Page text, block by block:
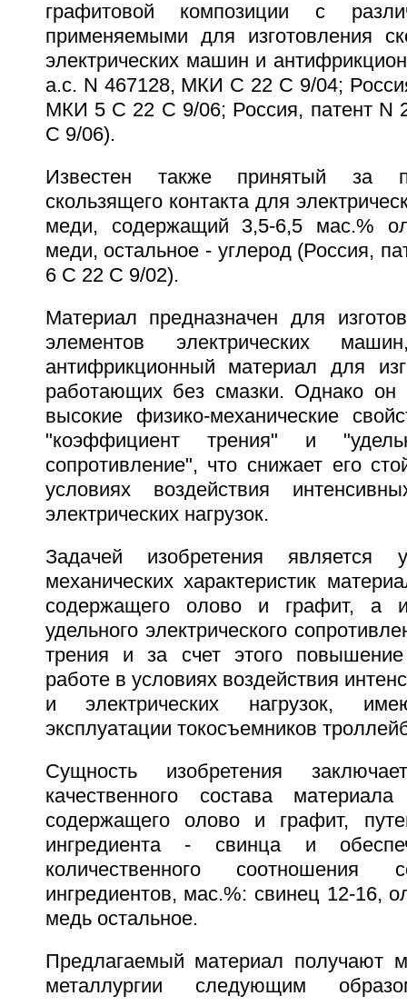
графитовой композиции с
применяемыми для изготовления
электрических машин и
а.с. N 467128, МКИ C 22 C 9/04;
МКИ 5 C 22 C 9/06; Россия, патент N
C 9/06).
Известен также принятый за
скользящего контакта для
меди, содержащий 3,5-6,5 мас.%
меди, остальное - углерод (Россия,
6 C 22 C 9/02).
Материал предназначен для
элементов электрических
антифрикционный материал для
работающих без смазки. Однако он
высокие физико-механические
"коэффициент трения" и
сопротивление", что снижает его
условиях воздействия
электрических нагрузок.
Задачей изобретения является
механических характеристик
содержащего олово и графит, а
удельного электрического
трения и за счет этого
работе в условиях воздействия
и электрических нагрузок,
эксплуатации токосъемников
Сущность изобретения
качественного состава
содержащего олово и графит,
ингредиента - свинца и
количественного соотношения
ингредиентов, мас.%: свинец 12-16,
медь остальное.
Предлагаемый материал получают
металлургии следующим